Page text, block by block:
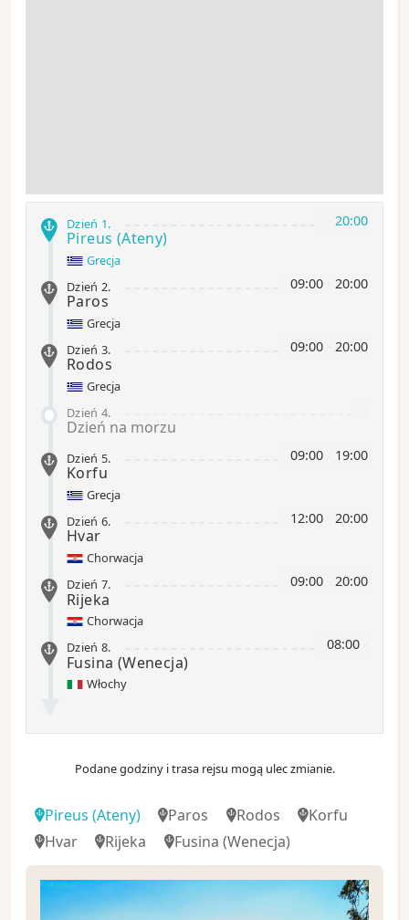
20:00
Dzień 1.
Pireus (Ateny)
Grecja
09:00 20:00
Dzień 2.
Paros
Grecja
09:00 20:00
Dzień 3.
Rodos
Grecja
Dzień 4.
Dzień na morzu
09:00 19:00
Dzień 5.
Korfu
Grecja
12:00 20:00
Dzień 6.
Hvar
Chorwacja
09:00 20:00
Dzień 7.
Rijeka
Chorwacja
08:00
Dzień 8.
Fusina (Wenecja)
Włochy
Podane godziny i trasa rejsu mogą ulec zmianie.
Pireus (Ateny) Paros Rodos
Korfu
Hvar
Rijeka Fusina (Wenecja)